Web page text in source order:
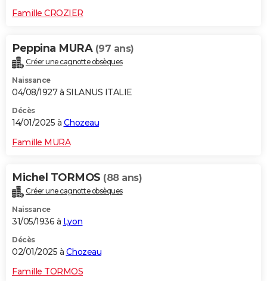
Famille CROZIER
Peppina MURA (97 ans)
Créer une cagnotte obsèques
Naissance
04/08/1927 à SILANUS ITALIE
Décès
14/01/2025 à Chozeau
Famille MURA
Michel TORMOS (88 ans)
Créer une cagnotte obsèques
Naissance
31/05/1936 à Lyon
Décès
02/01/2025 à Chozeau
Famille TORMOS